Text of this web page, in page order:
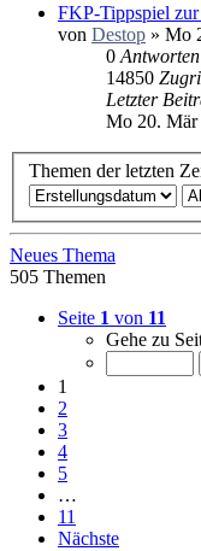
FKP-Tippspiel
von Destop » Mo
0 Antworten
14850
Letzter
Mo 20. Mär
Themen der letzten
Neues Thema
505 Themen
Seite 1 von 11
Gehe zu
1
2
3
4
5
…
11
Nächste